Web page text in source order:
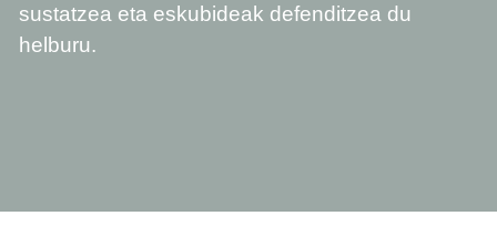
sustatzea eta eskubideak defenditzea du
helburu.